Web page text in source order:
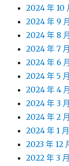
2024 年 10
2024 年 9 月
2024 年 8 月
2024 年 7 月
2024 年 6 月
2024 年 5 月
2024 年 4 月
2024 年 3 月
2024 年 2 月
2024 年 1 月
2023 年 12
2022 年 3 月